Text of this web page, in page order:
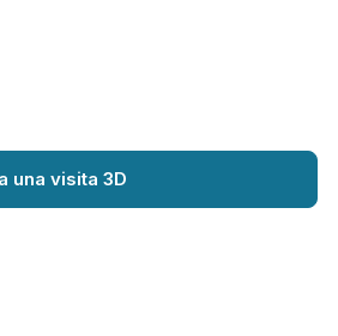
una visita 3D